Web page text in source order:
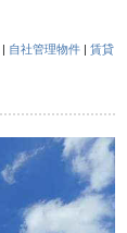
| 自社管理物件 |賃貸